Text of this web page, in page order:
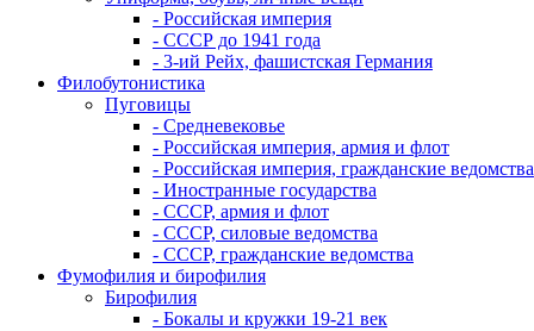
- Российская империя
- СССР до 1941 года
- 3-ий Рейх, фашистская Германия
Филобутонистика
Пуговицы
- Средневековье
- Российская империя, армия и флот
- Российская империя, гражданские ведомства
- Иностранные государства
- СССР, армия и флот
- СССР, силовые ведомства
- СССР, гражданские ведомства
Фумофилия и бирофилия
Бирофилия
- Бокалы и кружки 19-21 век